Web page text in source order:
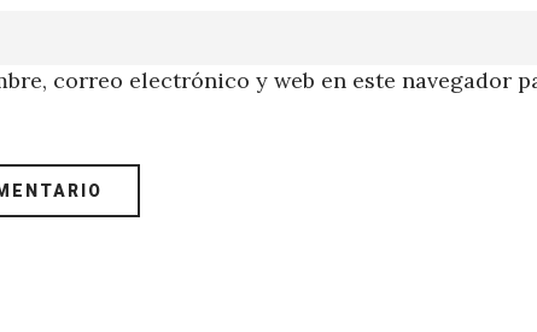
correo electrónico y web en este navegador